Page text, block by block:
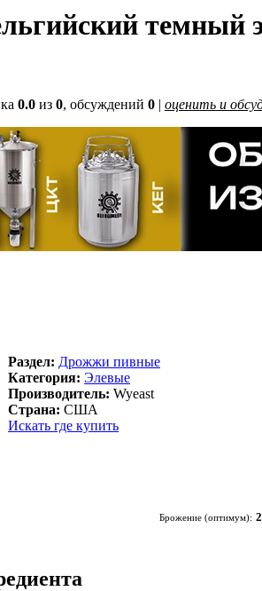
темный
0.0 из 0, обсуждений 0 | оценить и
Раздел: Дрожжи пивные
Категория: Элевые
Производитель: Wyeast
Страна: США
Искать где купить
Брожение (оптимум):